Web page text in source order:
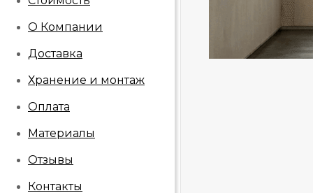
О Компании
Доставка
Хранение и монтаж
Оплата
Материалы
Отзывы
Контакты